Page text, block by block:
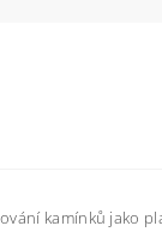
kamínků jako